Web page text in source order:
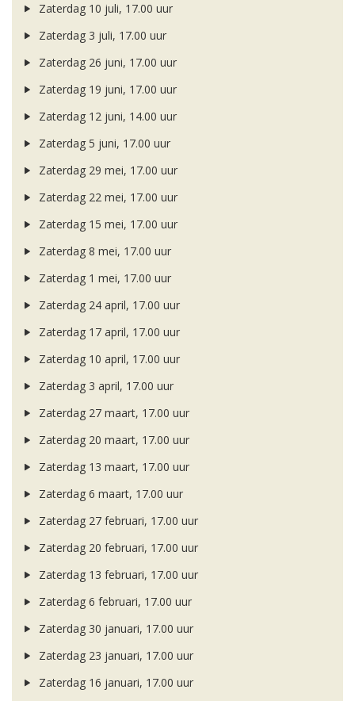
Zaterdag 10 juli, 17.00 uur
Zaterdag 3 juli, 17.00 uur
Zaterdag 26 juni, 17.00 uur
Zaterdag 19 juni, 17.00 uur
Zaterdag 12 juni, 14.00 uur
Zaterdag 5 juni, 17.00 uur
Zaterdag 29 mei, 17.00 uur
Zaterdag 22 mei, 17.00 uur
Zaterdag 15 mei, 17.00 uur
Zaterdag 8 mei, 17.00 uur
Zaterdag 1 mei, 17.00 uur
Zaterdag 24 april, 17.00 uur
Zaterdag 17 april, 17.00 uur
Zaterdag 10 april, 17.00 uur
Zaterdag 3 april, 17.00 uur
Zaterdag 27 maart, 17.00 uur
Zaterdag 20 maart, 17.00 uur
Zaterdag 13 maart, 17.00 uur
Zaterdag 6 maart, 17.00 uur
Zaterdag 27 februari, 17.00 uur
Zaterdag 20 februari, 17.00 uur
Zaterdag 13 februari, 17.00 uur
Zaterdag 6 februari, 17.00 uur
Zaterdag 30 januari, 17.00 uur
Zaterdag 23 januari, 17.00 uur
Zaterdag 16 januari, 17.00 uur